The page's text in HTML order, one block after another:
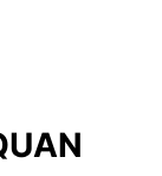
sản phẩm